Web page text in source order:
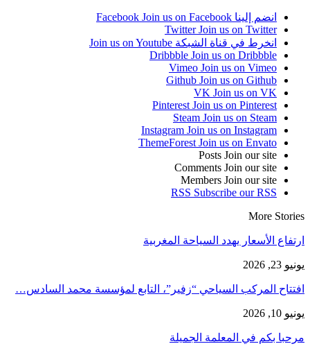
انضم إلينا Facebook Join us on Facebook
Twitter Join us on Twitter
انخرط في قناة الشبكة Join us on Youtube
Dribbble Join us on Dribbble
Vimeo Join us on Vimeo
Github Join us on Github
VK Join us on VK
Pinterest Join us on Pinterest
Steam Join us on Steam
Instagram Join us on Instagram
ThemeForest Join us on Envato
Posts Join our site
Comments Join our site
Members Join our site
RSS Subscribe our RSS
More Stories
ارتفاع الأسعار يهدد السياحة المغربية
يونيو 23, 2026
افتتاح المركب السياحي “زفير”، التابع لمؤسسة محمد السادس…
يونيو 10, 2026
مرحبا بكم في المعلمة الجميلة